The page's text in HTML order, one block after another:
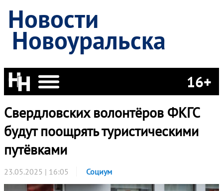
Новости
Новоуральска
16+
Свердловских волонтёров ФКГС
будут поощрять туристическими
путёвками
23.05.2025 | 16:05 Социум